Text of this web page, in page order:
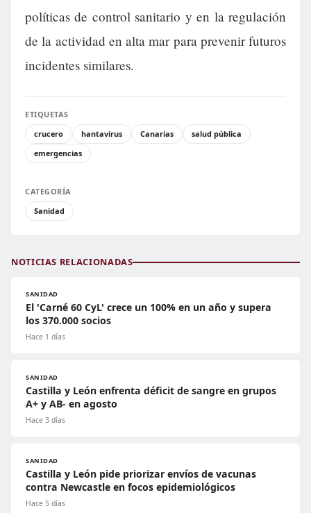
políticas de control sanitario y en la regulación
de la actividad en alta mar para prevenir futuros
incidentes similares.
ETIQUETAS
crucero
hantavirus Canarias
salud pública
emergencias
CATEGORÍA
Sanidad
NOTICIAS RELACIONADAS
SANIDAD
El 'Carné 60 CyL' crece un 100% en un año y supera
los 370.000 socios
Hace 1 días
SANIDAD
Castilla y León enfrenta déficit de sangre en grupos
A+ y AB- en agosto
Hace 3 días
SANIDAD
Castilla y León pide priorizar envíos de vacunas
contra Newcastle en focos epidemiológicos
Hace 5 días